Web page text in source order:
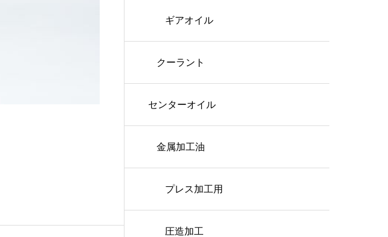
ギアオイル
クーラント
センターオイル
金属加工油
プレス加工用
圧造加工